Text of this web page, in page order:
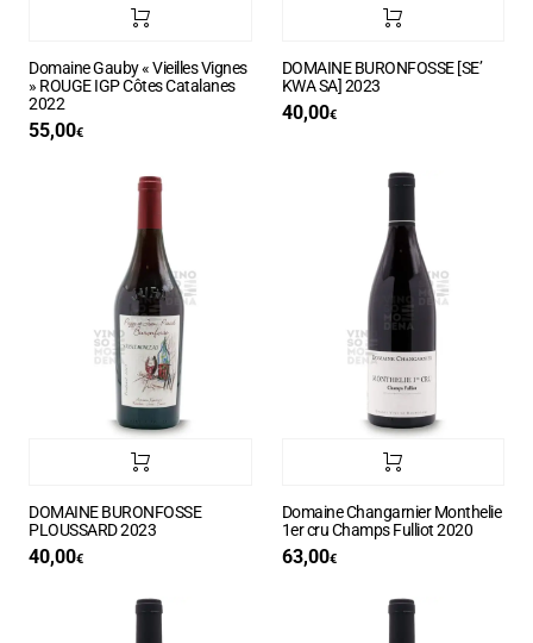
Domaine Gauby « Vieilles Vignes
» ROUGE IGP Côtes Catalanes
2022
55,00€
DOMAINE BURONFOSSE [SE’
KWA SA] 2023
40,00€
DOMAINE BURONFOSSE
PLOUSSARD 2023
40,00€
Domaine Changarnier Monthelie
1er cru Champs Fulliot 2020
63,00€